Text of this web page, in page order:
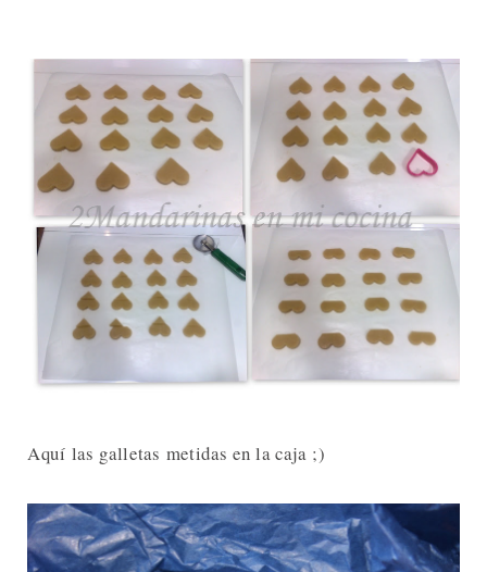
Aquí las galletas metidas en la caja ;)